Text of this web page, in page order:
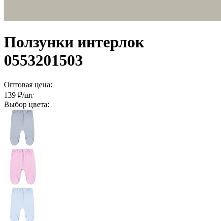
Ползунки интерлок
0553201503
Оптовая цена:
139 ₽/шт
Выбор цвета: